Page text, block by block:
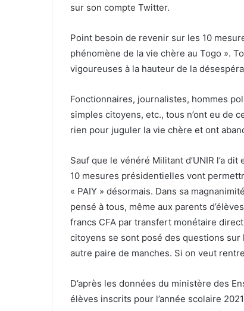
sur son compte Twitter.
Point besoin de revenir sur les 10
phénomène de la vie chère au Togo ».
vigoureuses à la hauteur de la
Fonctionnaires, journalistes, hommes
simples citoyens, etc., tous n’ont eu de
rien pour juguler la vie chère et ont
Sauf que le vénéré Militant d’UNIR l’a
10 mesures présidentielles vont
« PAIY » désormais. Dans sa
pensé à tous, même aux parents
francs CFA par transfert monétaire
citoyens se sont posé des questions sur
autre paire de manches. Si on veut
D’après les données du ministère des
élèves inscrits pour l’année scolaire